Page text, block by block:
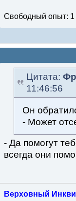
Свободный опыт: 1
Цитата:
11:46:56
Он
- Может
- Да помогут
всегда они
Верховный